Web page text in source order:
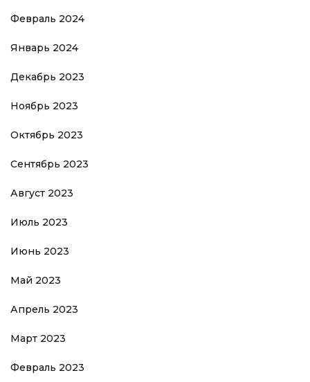
Февраль 2024
Январь 2024
Декабрь 2023
Ноябрь 2023
Октябрь 2023
Сентябрь 2023
Август 2023
Июль 2023
Июнь 2023
Май 2023
Апрель 2023
Март 2023
Февраль 2023